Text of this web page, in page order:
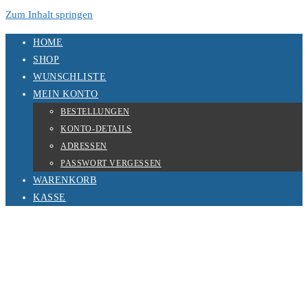
Zum Inhalt springen
HOME
SHOP
WUNSCHLISTE
MEIN KONTO
BESTELLUNGEN
KONTO-DETAILS
ADRESSEN
PASSWORT VERGESSEN
WARENKORB
KASSE